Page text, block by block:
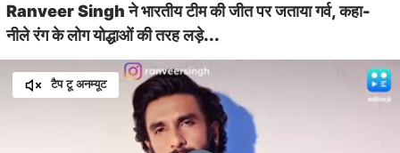
Ranveer Singh ने भारतीय टीम की जीत पर जताया गर्व, कहा-
नीले रंग के लोग योद्धाओं की तरह लड़े...
टैप टू अनम्यूट